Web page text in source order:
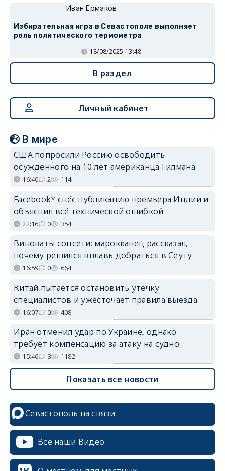
Иван Ермаков
Избирательная игра в Севастополе выполняет
роль политического термометра
18/08/2025 13:48
В раздел
Личный кабинет
В мире
США попросили Россию освободить
осуждённого на 10 лет американца Гилмана
16:40 2 114
Facebook* снёс публикацию премьера Индии и
объяснил всё технической ошибкой
22:16 0 354
Виноваты соцсети: марокканец рассказал,
почему решился вплавь добраться в Сеуту
16:59 0 664
Китай пытается остановить утечку
специалистов и ужесточает правила выезда
16:07 0 408
Иран отменил удар по Украине, однако
требует компенсацию за атаку на судно
15:46 3 1182
Показать все новости
Севастополь на связи
Все наши Видео